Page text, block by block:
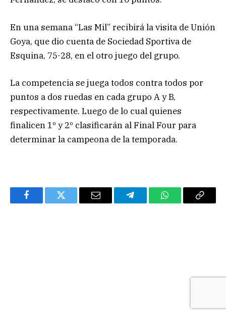
En una semana “Las Mil” recibirá la visita de Unión
Goya, que dio cuenta de Sociedad Sportiva de
Esquina, 75-28, en el otro juego del grupo.
La competencia se juega todos contra todos por
puntos a dos ruedas en cada grupo A y B,
respectivamente. Luego de lo cual quienes
finalicen 1º y 2º clasificarán al Final Four para
determinar la campeona de la temporada.
FacebookTwitter Email TelegramWhatsAppCopy